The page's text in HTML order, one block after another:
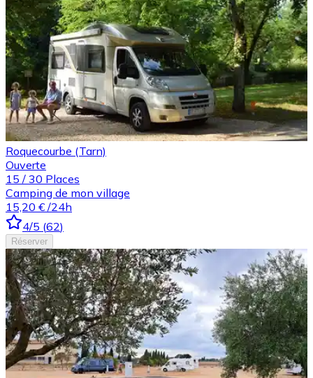
Roquecourbe (Tarn)
Ouverte
15 / 30 Places
Camping de mon village
15,20 € /24h
4/5 (62)
Réserver